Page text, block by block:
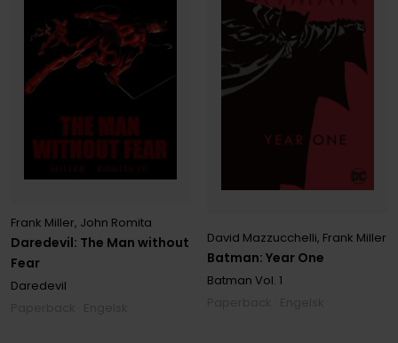
Daredevil: The Man without
Fear
Frank Miller, John Romita
Daredevil
Batman: Year One
David Mazzucchelli, Frank Miller
Batman Vol. 1